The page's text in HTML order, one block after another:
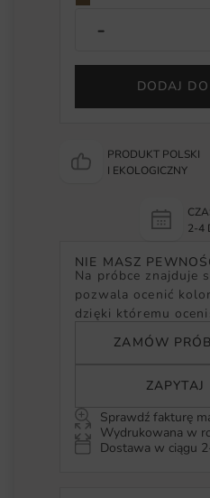
DODAJ
PRODUKT POLSKI
I EKOLOGICZNY
2-4
NIE MASZ
Na próbce znajduje
pozwala ocenić
dzięki któremu
ZAMÓW
Sprawdź fakturę
Wydrukowana w
Dostawa w ciągu